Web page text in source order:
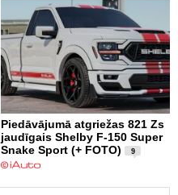
Piedāvājumā atgriežas 821 Zs
jaudīgais Shelby F-150 Super
Snake Sport (+ FOTO)
9